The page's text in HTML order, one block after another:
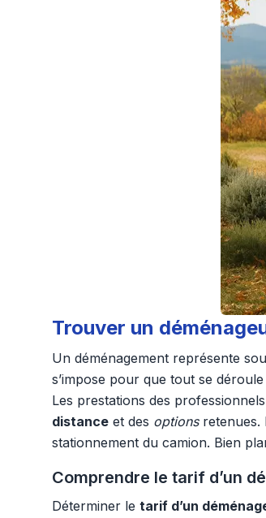
Trouver un
Un déménagement représente
s’impose pour que tout se
Les prestations des
distance et des optionsretenues.
stationnement du camion. Bien
Comprendre le tarif d’un
Déterminer le tarif d’un